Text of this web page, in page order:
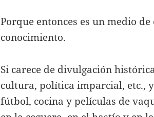
Porque entonces es un medio
conocimiento.
Si carece de divulgación
cultura, política imparcial, etc.,
fútbol, cocina y películas de